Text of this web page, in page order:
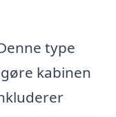
type
kabinen